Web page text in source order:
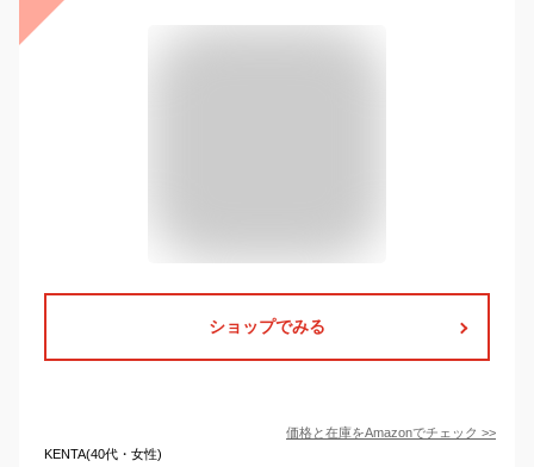
ショップでみる
価格と在庫をAmazonでチェック >>
KENTA(40代・女性)